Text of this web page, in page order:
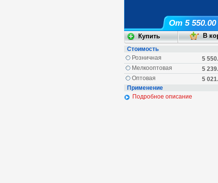
От 5 550.00
Стоимость
5
Розничная
5
Мелкооптовая
5
Оптовая
Применение
Подробное описание